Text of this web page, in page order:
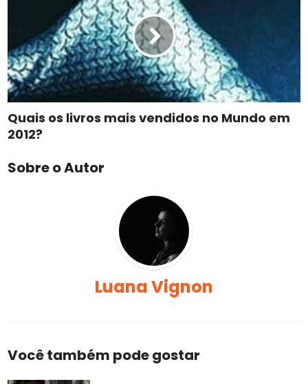
Quais os livros mais vendidos no Mundo em
2012?
Sobre o Autor
Luana Vignon
Você também pode gostar